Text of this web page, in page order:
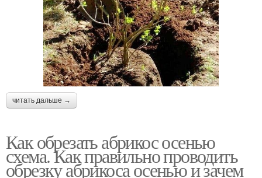
читать дальше →
Как обрезать абрикос осенью
схема. Как правильно проводить
обрезку абрикоса осенью и зачем